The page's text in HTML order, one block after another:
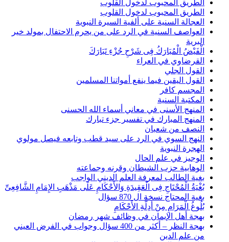
الطريق المحبوب لدخول القلوب
الطريق المحبوب لدخول القلوب
العجالة السنية على ألفية السيرة النبوية
العواصف السنية في الرد على من يحرم الاحتفال بمولد خير
البرية
الْفَيْضُ الْمُبَارَكُ فِى شَرْحِ جُزْءِ تَبَارَكَ
القرضاوي في العراء
القول الجلي
القول اليقين فيما ينفع أمواتنا المسلمين
المجسم كافر
المكتبة السنية
المنهج الأسنى في معاني أسماء الله الحسنى
المنهج المبارك في تفسير جزء تبارك
النصف من شعبان
النهج السوي في الرد على سيد قطب وتابعه فيصل مولوي
الهجرة النبوية
الوجيز في علم الحال
الوهابية حزب الشيطان وقرنه وجماعته
بغية الطالب لمعرفة العلم الديني الواجب
بُغْيَةُ الْمُحْتَاجِ فِى الْعَقِيدَةِ وَالأَحْكَامِ عَلَى مَذْهَبِ الإِمَامِ الشَّافِعِىِّ
بغية المحتاج نسخة ال 870 سؤال
بُلُوغُ الْمَرَامِ مِنْ أَدِلَّةِ الأَحْكَامِ
بهجة أهل الإيمان في وظائف شهر رمضان
بهجة النظر – أكثر من 400 سؤال وجواب في الفرض العيني
من علم الدين